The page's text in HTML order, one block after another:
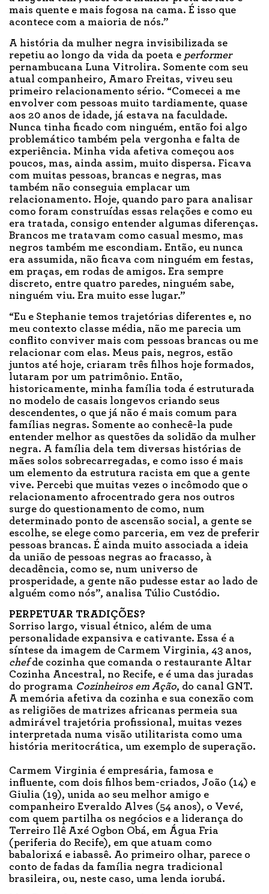
mais quente e mais fogosa na cama. É isso que
acontece com a maioria de nós.”
A história da mulher negra invisibilizada se
repetiu ao longo da vida da poeta e performer
pernambucana Luna Vitrolira. Somente com seu
atual companheiro, Amaro Freitas, viveu seu
primeiro relacionamento sério. “Comecei a me
envolver com pessoas muito tardiamente, quase
aos 20 anos de idade, já estava na faculdade.
Nunca tinha ficado com ninguém, então foi algo
problemático também pela vergonha e falta de
experiência. Minha vida afetiva começou aos
poucos, mas, ainda assim, muito dispersa. Ficava
com muitas pessoas, brancas e negras, mas
também não conseguia emplacar um
relacionamento. Hoje, quando paro para analisar
como foram construídas essas relações e como eu
era tratada, consigo entender algumas diferenças.
Brancos me tratavam como casual mesmo, mas
negros também me escondiam. Então, eu nunca
era assumida, não ficava com ninguém em festas,
em praças, em rodas de amigos. Era sempre
discreto, entre quatro paredes, ninguém sabe,
ninguém viu. Era muito esse lugar.”
“Eu e Stephanie temos trajetórias diferentes e, no
meu contexto classe média, não me parecia um
conflito conviver mais com pessoas brancas ou me
relacionar com elas. Meus pais, negros, estão
juntos até hoje, criaram três filhos hoje formados,
lutaram por um patrimônio. Então,
historicamente, minha família toda é estruturada
no modelo de casais longevos criando seus
descendentes, o que já não é mais comum para
famílias negras. Somente ao conhecê-la pude
entender melhor as questões da solidão da mulher
negra. A família dela tem diversas histórias de
mães solos sobrecarregadas, e como isso é mais
um elemento da estrutura racista em que a gente
vive. Percebi que muitas vezes o incômodo que o
relacionamento afrocentrado gera nos outros
surge do questionamento de como, num
determinado ponto de ascensão social, a gente se
escolhe, se elege como parceria, em vez de preferir
pessoas brancas. É ainda muito associada a ideia
da união de pessoas negras ao fracasso, à
decadência, como se, num universo de
prosperidade, a gente não pudesse estar ao lado de
alguém como nós”, analisa Túlio Custódio.
PERPETUAR TRADIÇÕES?
Sorriso largo, visual étnico, além de uma
personalidade expansiva e cativante. Essa é a
síntese da imagem de Carmem Virginia, 43 anos,
chefde cozinha que comanda o restaurante Altar
Cozinha Ancestral, no Recife, e é uma das juradas
do programa Cozinheiros em Ação, do canal GNT.
A memória afetiva da cozinha e sua conexão com
as religiões de matrizes africanas permeia sua
admirável trajetória profissional, muitas vezes
interpretada numa visão utilitarista como uma
história meritocrática, um exemplo de superação.
Carmem Virginia é empresária, famosa e
influente, com dois filhos bem-criados, João (14) e
Giulia (19), unida ao seu melhor amigo e
companheiro Everaldo Alves (54 anos), o Vevé,
com quem partilha os negócios e a liderança do
Terreiro Ilê Axé Ogbon Obá, em Água Fria
(periferia do Recife), em que atuam como
babalorixá e iabassê. Ao primeiro olhar, parece o
conto de fadas da família negra tradicional
brasileira, ou, neste caso, uma lenda iorubá.